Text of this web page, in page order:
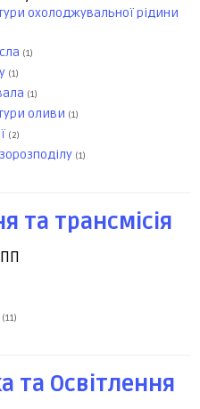
охолоджувальної рідини
(1)
(1)
(1)
оливи (1)
(2)
(1)
та трансмісія
(11)
та Освітлення